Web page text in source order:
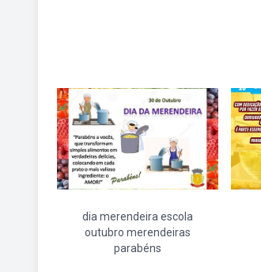
dia merendeira escola
outubro merendeiras
parabéns